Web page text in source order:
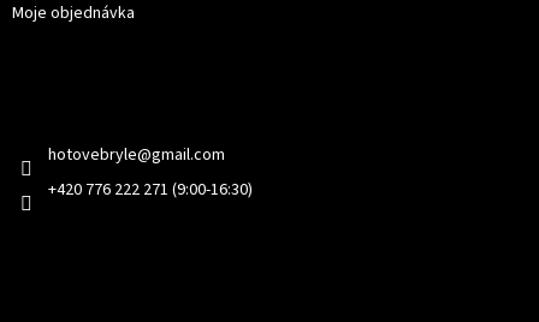
Moje objednávka
hotovebryle@gmail.com
+420 776 222 271 (9:00-16:30)